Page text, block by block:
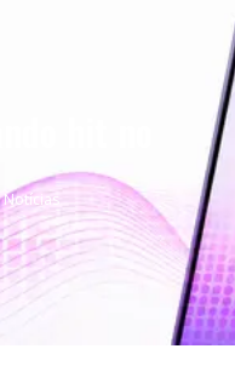
hit no
Notícias